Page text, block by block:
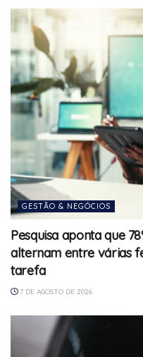
GESTÃO & NEGÓCIOS
Pesquisa aponta que
alternam entre várias
tarefa
7 DE AGOSTO DE 2026